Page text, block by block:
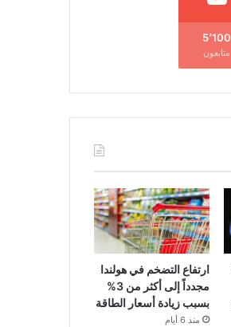
5٬100
متابعون
ارتفاع التضخم في هولندا
مجدداً إلى أكثر من 3%
بسبب زيادة أسعار الطاقة
منذ 6 أيام